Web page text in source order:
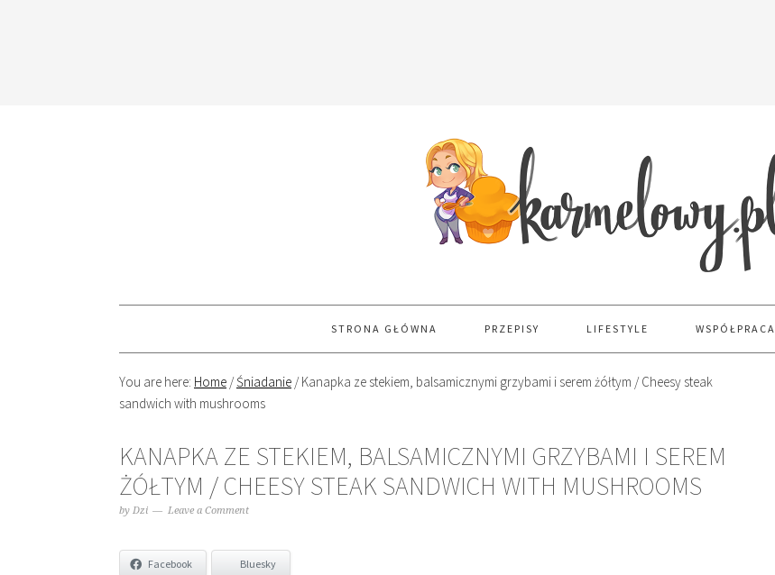
STRONA GŁÓWNA PRZEPISY LIFESTYLE WSPÓŁPRACA
You are here: Home / Śniadanie /Kanapka ze stekiem, balsamicznymi grzybami i serem żółtym / Cheesy steak
sandwich with mushrooms
KANAPKA ZE STEKIEM, BALSAMICZNYMI GRZYBAMI I SEREM
ŻÓŁTYM / CHEESY STEAK SANDWICH WITH MUSHROOMS
by Dzi Leave a Comment
Facebook Bluesky